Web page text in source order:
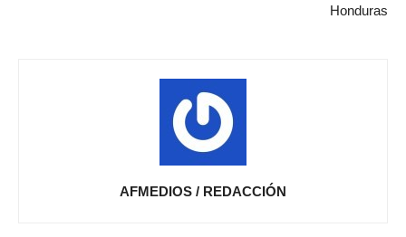
Honduras
AFMEDIOS / REDACCIÓN